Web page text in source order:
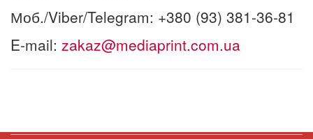
Моб./Viber/Telegram: +380 (93) 381-36-81
E-mail: zakaz@mediaprint.com.ua